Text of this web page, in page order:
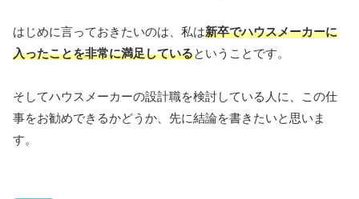
はじめに言っておきたいのは、私は新卒でハウスメーカーに
入ったことを非常に満足しているということです。
そしてハウスメーカーの設計職を検討している人に、この仕
事をお勧めできるかどうか、先に結論を書きたいと思いま
す。